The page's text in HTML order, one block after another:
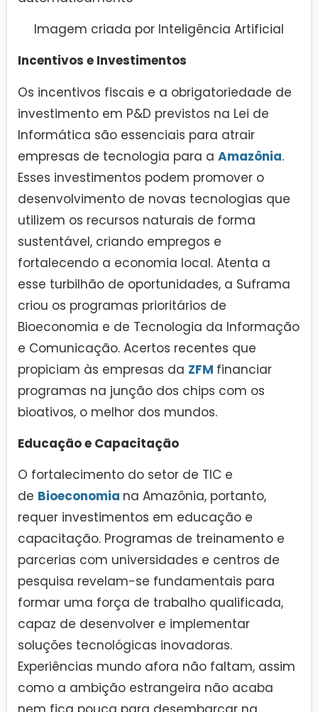
Imagem criada por Inteligência Artificial
Incentivos e Investimentos
Os incentivos fiscais e a obrigatoriedade de
investimento em P&D previstos na Lei de
Informática são essenciais para atrair
empresas de tecnologia para a Amazônia.
Esses investimentos podem promover o
desenvolvimento de novas tecnologias que
utilizem os recursos naturais de forma
sustentável, criando empregos e
fortalecendo a economia local. Atenta a
esse turbilhão de oportunidades, a Suframa
criou os programas prioritários de
Bioeconomia e de Tecnologia da Informação
e Comunicação. Acertos recentes que
propiciam às empresas da ZFM financiar
programas na junção dos chips com os
bioativos, o melhor dos mundos.
Educação e Capacitação
O fortalecimento do setor de TIC e
de Bioeconomia na Amazônia, portanto,
requer investimentos em educação e
capacitação. Programas de treinamento e
parcerias com universidades e centros de
pesquisa revelam-se fundamentais para
formar uma força de trabalho qualificada,
capaz de desenvolver e implementar
soluções tecnológicas inovadoras.
Experiências mundo afora não faltam, assim
como a ambição estrangeira não acaba